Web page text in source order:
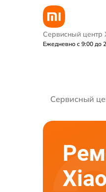
Сервисный центр
Ежедневно с 9:00 до
Сервисный